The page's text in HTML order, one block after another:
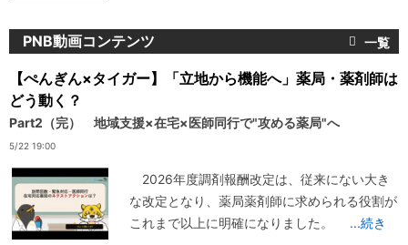
PNB動画コンテンツ
【ぺんぎん×タイガー】「立地から機能へ」薬局・薬剤師は
どう動く？
Part2（完） 地域支援×在宅×医師同行で"攻める薬局"へ
5/22 19:00
2026年度調剤報酬改定は、従来にない大き
な改定となり、薬局薬剤師に求められる役割が
これまで以上に明確になりました。
...続き